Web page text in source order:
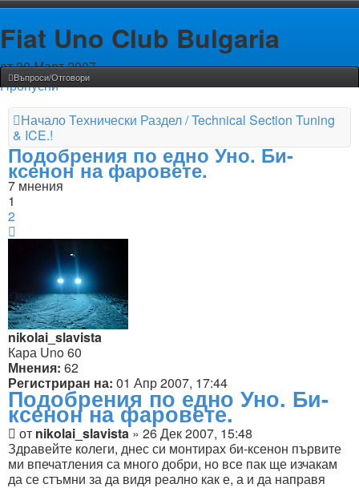
Fiat Uno Club Bulgaria
от 30 Март 2007
Пропусни
Въпроси/Отговори
НачалоТехнически Раздел / Technical Section Tuning
& ICE.!
Подобрения по едно Уно. Би-
ксенон на фаровете.
7 мнения
1
2
nikolai_slavista
Кара Uno 60
Мнения: 62
Регистриран на: 01 Апр 2007, 17:44
Подобрения по едно Уно. Би-
ксенон на фаровете.
Мнение
от nikolai_slavista» 26 Дек 2007, 15:48
Здравейте колеги, днес си монтирах би-ксенон първите
ми впечатления са много добри, но все пак ще изчакам
да се стъмни за да видя реално как е, а и да направя